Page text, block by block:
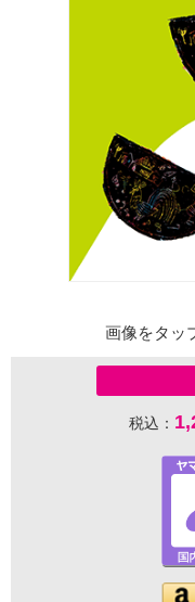
画像をタッ
税込：